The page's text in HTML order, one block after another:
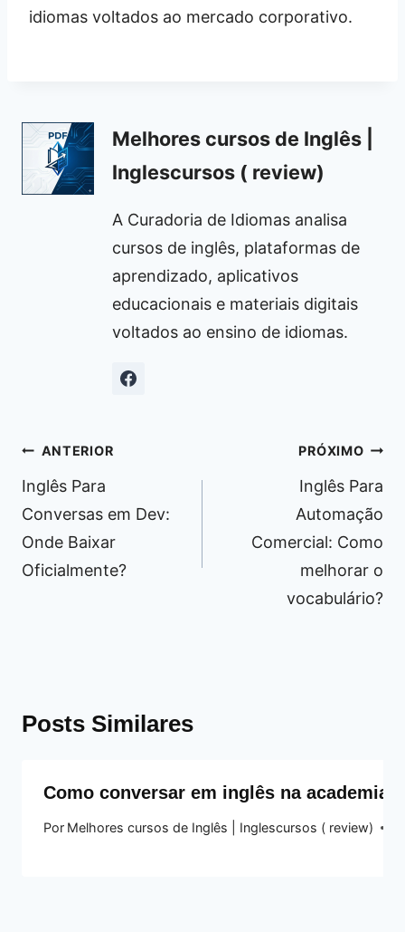
idiomas voltados ao mercado corporativo.
Melhores cursos de Inglês |
Inglescursos ( review)
A Curadoria de Idiomas analisa
cursos de inglês, plataformas de
aprendizado, aplicativos
educacionais e materiais digitais
voltados ao ensino de idiomas.
Navegação
de
Post
ANTERIOR
Inglês Para
Conversas em Dev:
Onde Baixar
Oficialmente?
PRÓXIMO
Inglês Para
Automação
Comercial: Como
melhorar o
vocabulário?
Posts Similares
Como conversar em inglês na
Por Melhores cursos de Inglês | Inglescursos ( review)